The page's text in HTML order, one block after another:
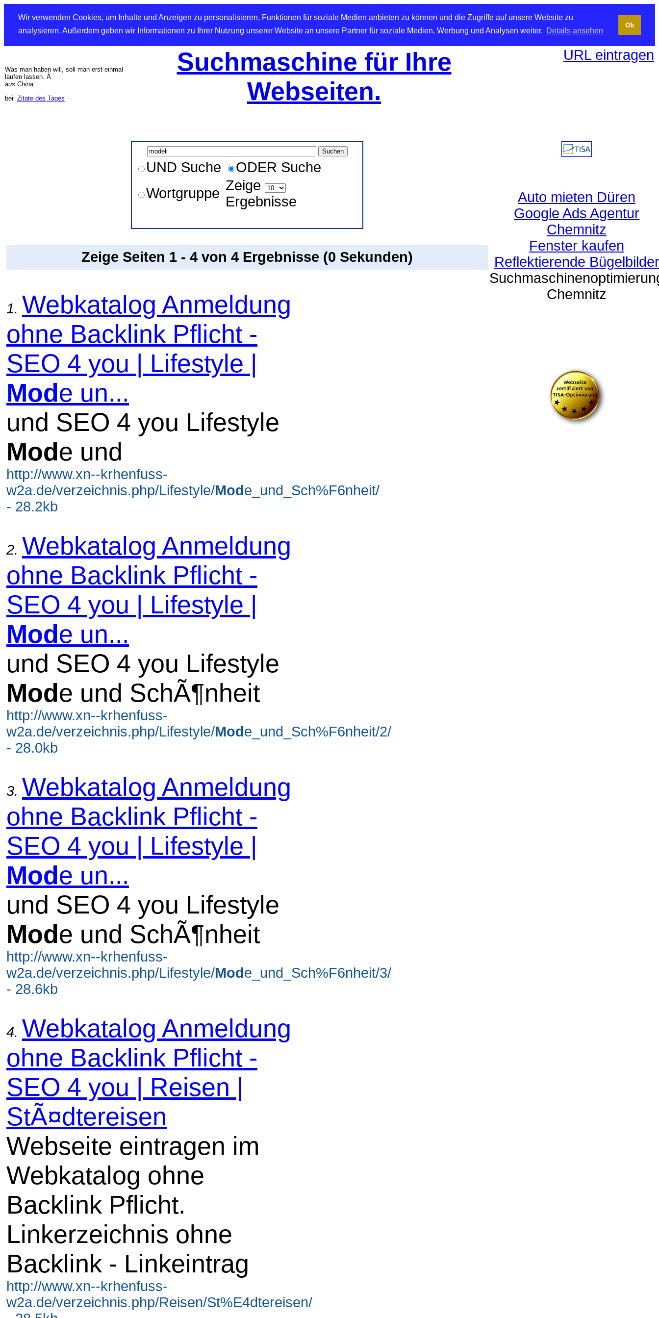
Wir verwenden Cookies, um Inhalte und Anzeigen zu personalisieren, Funktionen für soziale Medien anbieten zu können und die Zugriffe auf unsere Website zu
analysieren. Außerdem geben wir Informationen zu Ihrer Nutzung unserer Website an unsere Partner für soziale Medien, Werbung und Analysen weiter. Details ansehen
Ok
Was man haben will, soll man erst einmal
laufen lassen. Â
aus China
bei Zitate des Tages
Suchmaschine für Ihre
Webseiten.
URL eintragen
UND Suche
ODER Suche
Wortgruppe Zeige
Ergebnisse
Zeige Seiten 1 - 4 von 4 Ergebnisse (0 Sekunden)
1. Webkatalog Anmeldung
ohne Backlink Pflicht -
SEO 4 you | Lifestyle |
Mode un...
und SEO 4 you Lifestyle
Mode und
http://www.xn--krhenfuss-
w2a.de/verzeichnis.php/Lifestyle/Mode_und_Sch%F6nheit/
- 28.2kb
2. Webkatalog Anmeldung
ohne Backlink Pflicht -
SEO 4 you | Lifestyle |
Mode un...
und SEO 4 you Lifestyle
Mode und SchÃ¶nheit
http://www.xn--krhenfuss-
w2a.de/verzeichnis.php/Lifestyle/Mode_und_Sch%F6nheit/2/
- 28.0kb
3. Webkatalog Anmeldung
ohne Backlink Pflicht -
SEO 4 you | Lifestyle |
Mode un...
und SEO 4 you Lifestyle
Mode und SchÃ¶nheit
http://www.xn--krhenfuss-
w2a.de/verzeichnis.php/Lifestyle/Mode_und_Sch%F6nheit/3/
- 28.6kb
4. Webkatalog Anmeldung
ohne Backlink Pflicht -
SEO 4 you | Reisen |
StÃ¤dtereisen
Webseite eintragen im
Webkatalog ohne
Backlink Pflicht.
Linkerzeichnis ohne
Backlink - Linkeintrag
http://www.xn--krhenfuss-
w2a.de/verzeichnis.php/Reisen/St%E4dtereisen/
Auto mieten Düren
Google Ads Agentur
Chemnitz
Fenster kaufen
Reflektierende Bügelbilder
Chemnitz